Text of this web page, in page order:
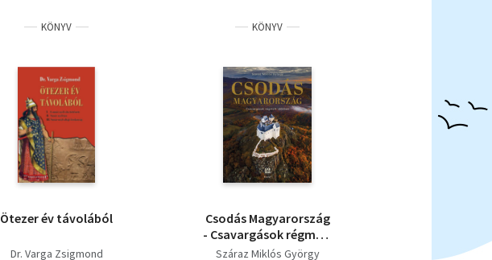
KÖNYV
Ötezer év távolából
Dr. Varga Zsigmond
KÖNYV
Csodás Magyarország
- Csavargások régmúlt
időkben
Száraz Miklós György